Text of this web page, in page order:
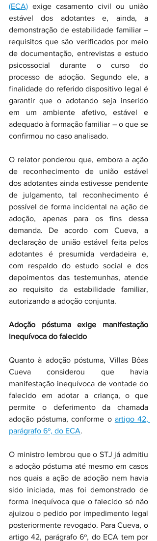
(ECA) exige casamento civil ou união
estável dos adotantes e, ainda, a
demonstração de estabilidade familiar –
requisitos que são verificados por meio
de documentação, entrevistas e estudo
psicossocial durante o curso do
processo de adoção. Segundo ele, a
finalidade do referido dispositivo legal é
garantir que o adotando seja inserido
em um ambiente afetivo, estável e
adequado à formação familiar – o que se
confirmou no caso analisado.
O relator ponderou que, embora a ação
de reconhecimento de união estável
dos adotantes ainda estivesse pendente
de julgamento, tal reconhecimento é
possível de forma incidental na ação de
adoção, apenas para os fins dessa
demanda. De acordo com Cueva, a
declaração de união estável feita pelos
adotantes é presumida verdadeira e,
com respaldo do estudo social e dos
depoimentos das testemunhas, atende
ao requisito da estabilidade familiar,
autorizando a adoção conjunta.
Adoção póstuma exige manifestação
inequívoca do falecido
Quanto à adoção póstuma, Villas Bôas
Cueva considerou que havia
manifestação inequívoca de vontade do
falecido em adotar a criança, o que
permite o deferimento da chamada
adoção póstuma, conforme o artigo 42,
parágrafo 6º, do ECA.
O ministro lembrou que o STJ já admitiu
a adoção póstuma até mesmo em casos
nos quais a ação de adoção nem havia
sido iniciada, mas foi demonstrado de
forma inequívoca que o falecido só não
ajuizou o pedido por impedimento legal
posteriormente revogado. Para Cueva, o
artigo 42, parágrafo 6º, do ECA tem por